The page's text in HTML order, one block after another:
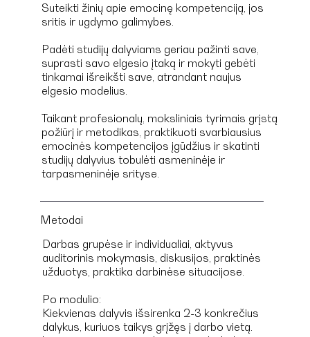
Suteikti žinių apie emocinę kompetenciją, jos
sritis ir ugdymo galimybes.
Padėti studijų dalyviams geriau pažinti save,
suprasti savo elgesio įtaką ir mokyti gebėti
tinkamai išreikšti save, atrandant naujus
elgesio modelius.
Taikant profesionalų, moksliniais tyrimais grįstą
požiūrį ir metodikas, praktikuoti svarbiausius
emocinės kompetencijos įgūdžius ir skatinti
studijų dalyvius tobulėti asmeninėje ir
tarpasmeninėje srityse.
Metodai
Darbas grupėse ir individualiai, aktyvus
auditorinis mokymasis, diskusijos, praktinės
užduotys, praktika darbinėse situacijose.
Po modulio:
Kiekvienas dalyvis išsirenka 2-3 konkrečius
dalykus, kuriuos taikys grįžęs į darbo vietą.